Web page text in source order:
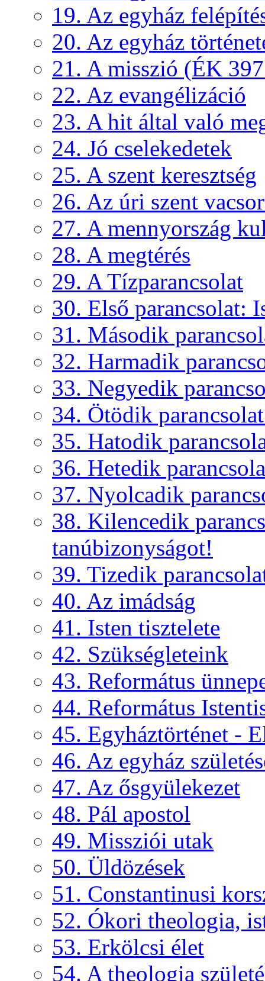
19. Az egyház
20. Az egyház
21. A misszió (ÉK
22. Az evangélizáció
23. A hit által való
24. Jó cselekedetek
25. A szent keresztség
26. Az úri szent
27. A mennyország
28. A megtérés
29. A Tízparancsolat
30. Első parancsolat:
31. Második
32. Harmadik
33. Negyedik
34. Ötödik
35. Hatodik
36. Hetedik
37. Nyolcadik
38. Kilencedik
tanúbizonyságot!
39. Tizedik
40. Az imádság
41. Isten tisztelete
42. Szükségleteink
43. Református
44. Református
45. Egyháztörténet -
46. Az egyház
47. Az ősgyülekezet
48. Pál apostol
49. Missziói utak
50. Üldözések
51. Constantinusi
52. Ókori theologia,
53. Erkölcsi élet
54. A theologia